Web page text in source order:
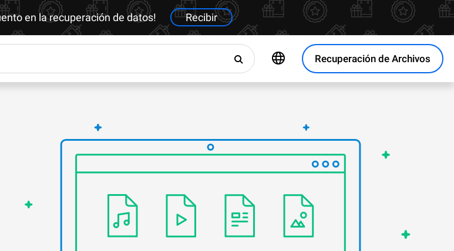
en la recuperación de datos! Recibir
Recuperación de Archivos